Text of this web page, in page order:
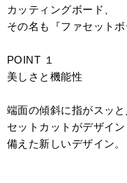
カッティングボード、
その名も『ファセットボ
POINT １
美しさと機能性
端面の傾斜に指がスッ
セットカットがデザイ
備えた新しいデザイン。